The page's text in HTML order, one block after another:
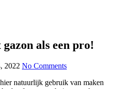
als een pro!
2022 No Comments
natuurlijk gebruik van maken